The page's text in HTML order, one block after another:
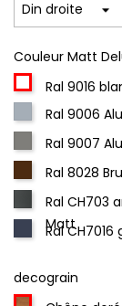
Couleur Matt
Ral 9016
Ral 9006
Ral 9007
Ral 8028
Ral CH703
Matt
Ral
decograin